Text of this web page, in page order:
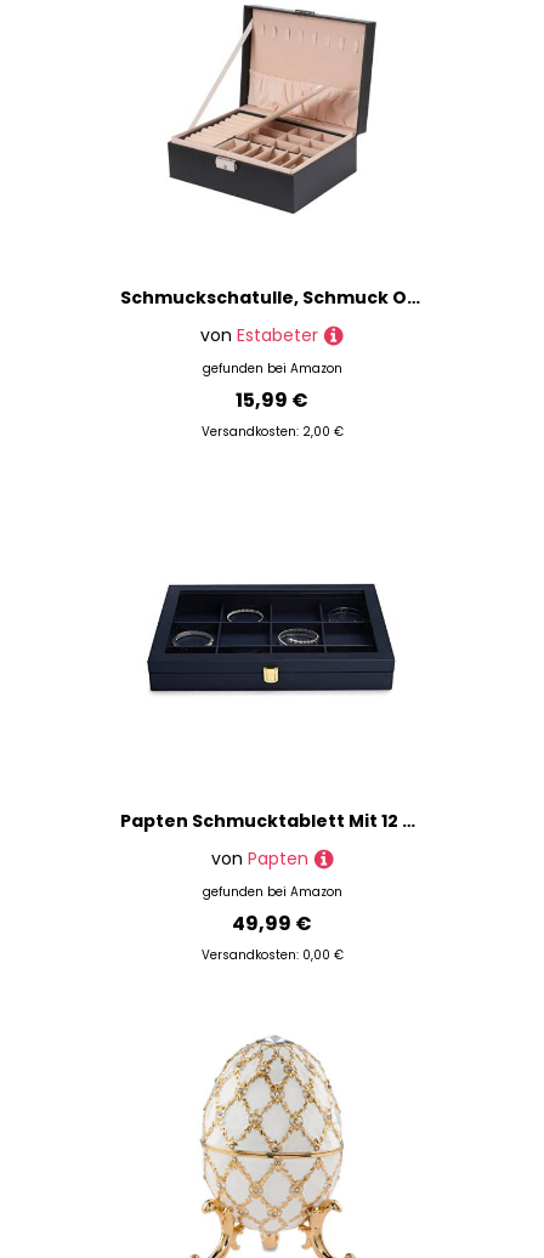
Schmuckschatulle, Schmuck Organizer Box Doppelschicht Schmuckkoffer Leder Schmuck Aufbewahrungsbox Große Schmuckkasten
von Estabeter
gefunden bei Amazon
15,99 €
Versandkosten: 2,00 €
Papten Schmucktablett Mit 12 Fächern, Lederaufbewahrungsbox Mit Transparentem Deckel – Abschließbare Schmuckschatulle Für Anhänger, Halsketten, Schmuck (Blau)
von Papten
gefunden bei Amazon
49,99 €
Versandkosten: 0,00 €